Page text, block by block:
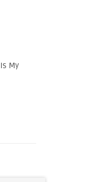
My